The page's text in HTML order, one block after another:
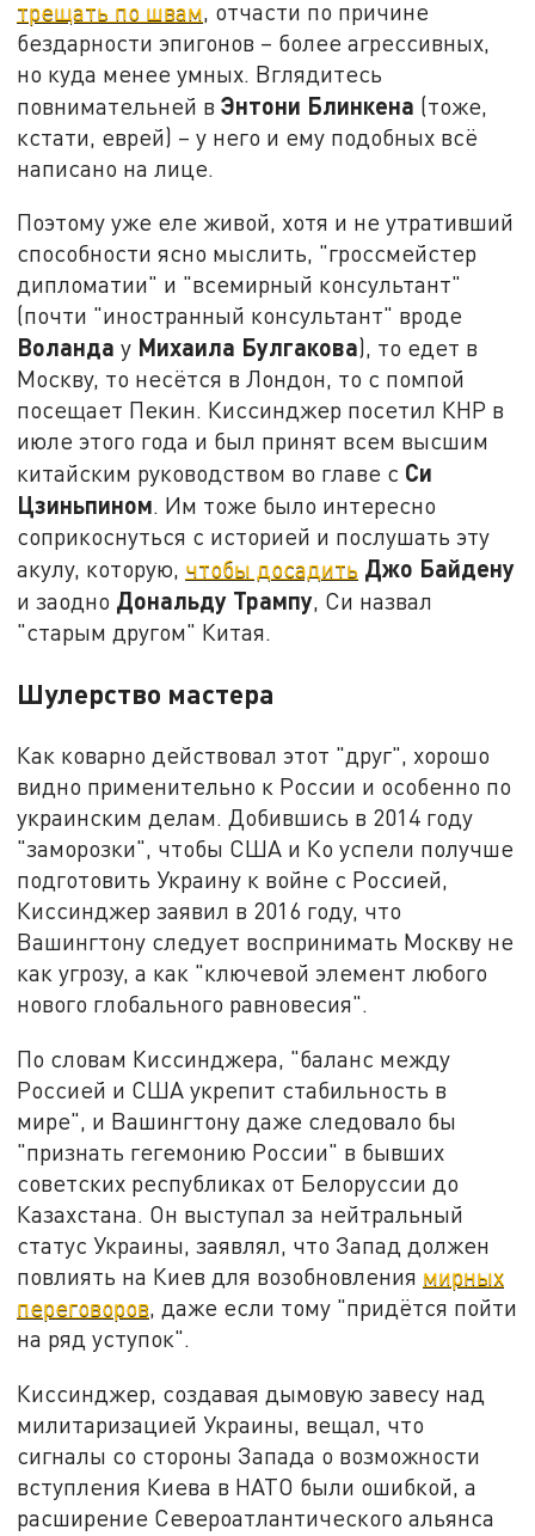
трещать по швам, отчасти по причине
бездарности эпигонов – более агрессивных,
но куда менее умных. Вглядитесь
повнимательней вЭнтони Блинкена (тоже,
кстати, еврей) – у него и ему подобных всё
написано на лице.
Поэтому уже еле живой, хотя и не утративший
способности ясно мыслить, "гроссмейстер
дипломатии" и "всемирный консультант"
(почти "иностранный консультант" вроде
Воланда у Михаила Булгакова), то едет в
Москву, то несётся в Лондон, то с помпой
посещает Пекин. Киссинджер посетил КНР в
июле этого года и был принят всем высшим
китайским руководством во главе с Си
Цзиньпином. Им тоже было интересно
соприкоснуться с историей и послушать эту
акулу, которую, чтобы досадить Джо Байдену
и заодно Дональду Трампу, Си назвал
"старым другом" Китая.
Шулерство мастера
Как коварно действовал этот "друг", хорошо
видно применительно к России и особенно по
украинским делам. Добившись в 2014 году
"заморозки", чтобы США и Ко успели получше
подготовить Украину к войне с Россией,
Киссинджер заявил в 2016 году, что
Вашингтону следует воспринимать Москву не
как угрозу, а как "ключевой элемент любого
нового глобального равновесия".
По словам Киссинджера, "баланс между
Россией и США укрепит стабильность в
мире", и Вашингтону даже следовало бы
"признать гегемонию России" в бывших
советских республиках от Белоруссии до
Казахстана. Он выступал за нейтральный
статус Украины, заявлял, что Запад должен
повлиять на Киев для возобновления мирных
переговоров, даже если тому "придётся пойти
на ряд уступок".
Киссинджер, создавая дымовую завесу над
милитаризацией Украины, вещал, что
сигналы со стороны Запада о возможности
вступления Киева в НАТО были ошибкой, а
расширение Североатлантического альянса